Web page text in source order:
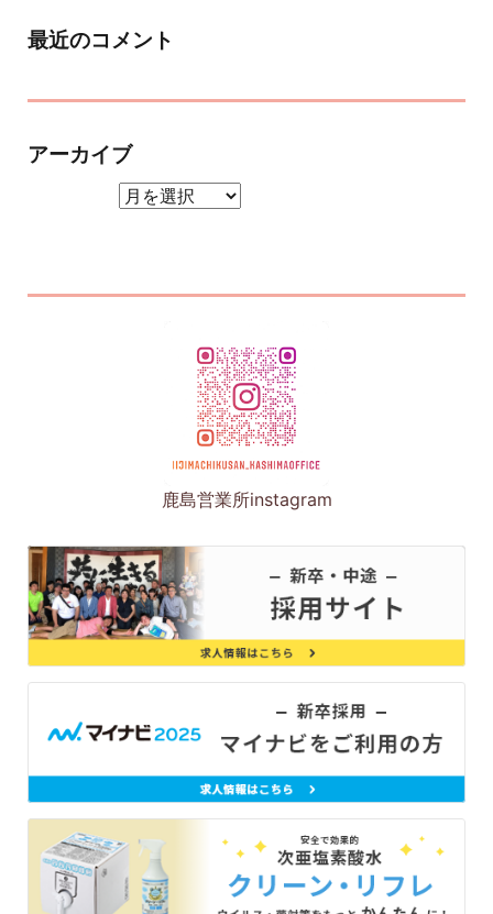
最近のコメント
アーカイブ
鹿島営業所instagram